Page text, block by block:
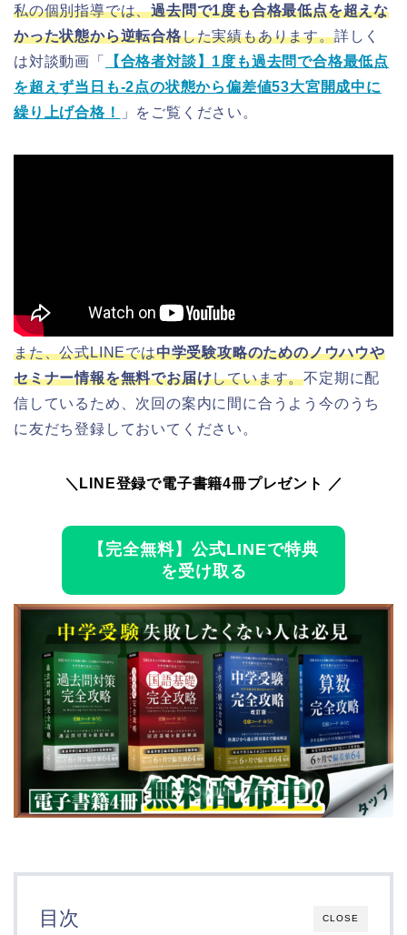
私の個別指導では、過去問で1度も合格最低点を超えな
かった状態から逆転合格した実績もあります。詳しく
は対談動画「
【合格者対談】1度も過去問で合格最低点
を超えず当日も-2点の状態から偏差値53大宮開成中に
繰り上げ合格！
」をご覧ください。
また、公式LINEでは中学受験攻略のためのノウハウや
セミナー情報を無料でお届けしています。不定期に配
信しているため、次回の案内に間に合うよう今のうち
に友だち登録しておいてください。
＼LINE登録で電子書籍4冊プレゼント ／
【完全無料】公式LINEで特典
を受け取る
CLOSE
目次